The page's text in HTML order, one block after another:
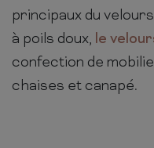
principaux du
à poils doux, le
confection de
chaises et canapé.